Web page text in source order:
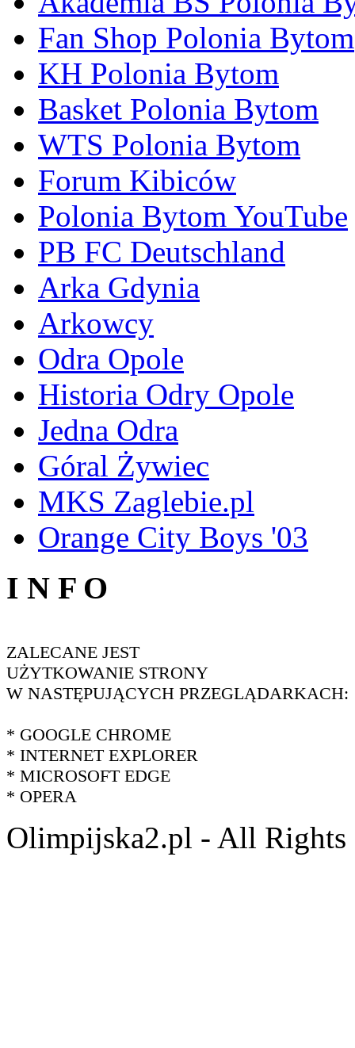
Fan Shop Polonia Bytom
KH Polonia Bytom
Basket Polonia Bytom
WTS Polonia Bytom
Forum Kibiców
Polonia Bytom YouTube
PB FC Deutschland
Arka Gdynia
Arkowcy
Odra Opole
Historia Odry Opole
Jedna Odra
Góral Żywiec
MKS Zaglebie.pl
Orange City Boys '03
I N F O
ZALECANE JEST
UŻYTKOWANIE STRONY
W NASTĘPUJĄCYCH PRZEGLĄDARKACH:
* GOOGLE CHROME
* INTERNET EXPLORER
* MICROSOFT EDGE
* OPERA
Olimpijska2.pl - All Rights